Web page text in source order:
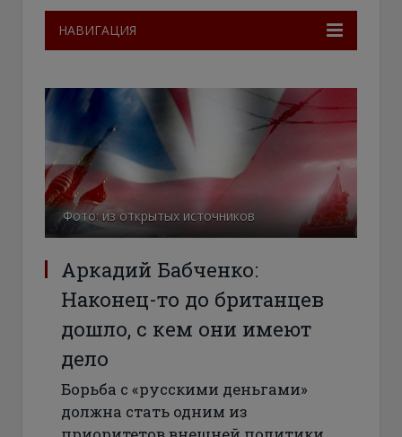
НАВИГАЦИЯ
Фото: из открытых источников
Аркадий Бабченко:
Наконец-то до британцев
дошло, с кем они имеют
дело
Борьба с «русскими деньгами»
должна стать одним из